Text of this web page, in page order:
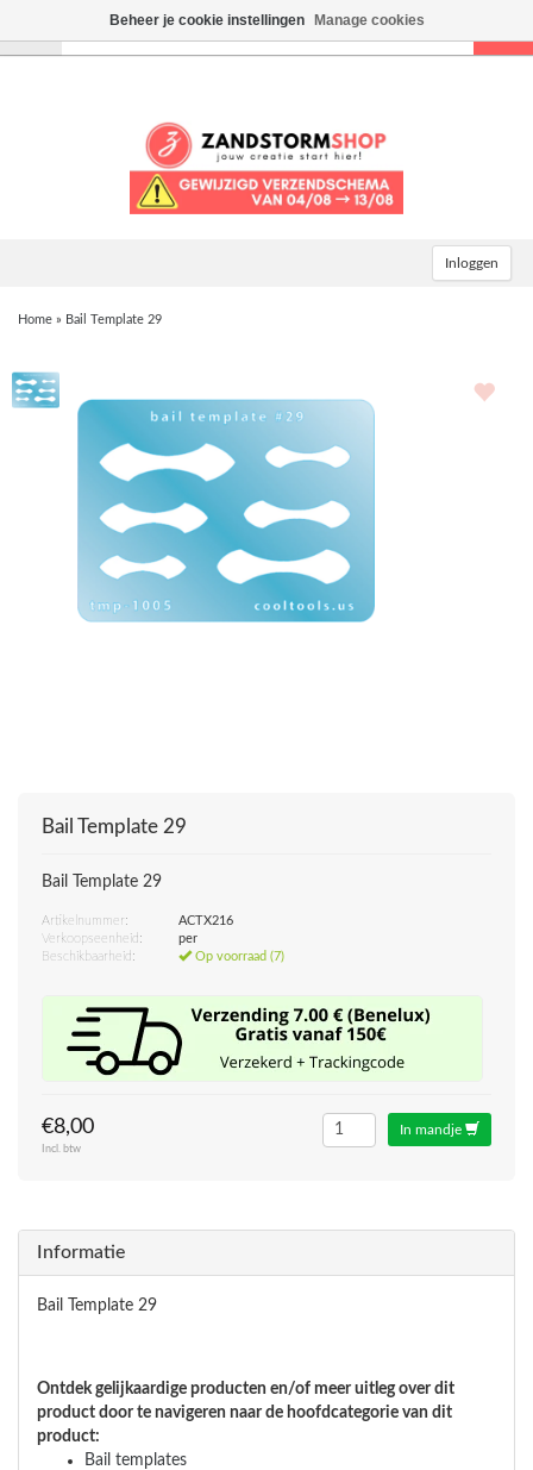
Inloggen
Home » Bail Template 29
Bail Template 29
Bail Template 29
Artikelnummer:
ACTX216
Verkoopseenheid:
per
Beschikbaarheid:
Op voorraad (7)
€8,00
Incl. btw
In mandje
Informatie
Bail Template 29
Ontdek gelijkaardige producten en/of meer uitleg over dit
product door te navigeren naar de hoofdcategorie van dit
product:
Bail templates
Beheer je cookie instellingen Manage cookies